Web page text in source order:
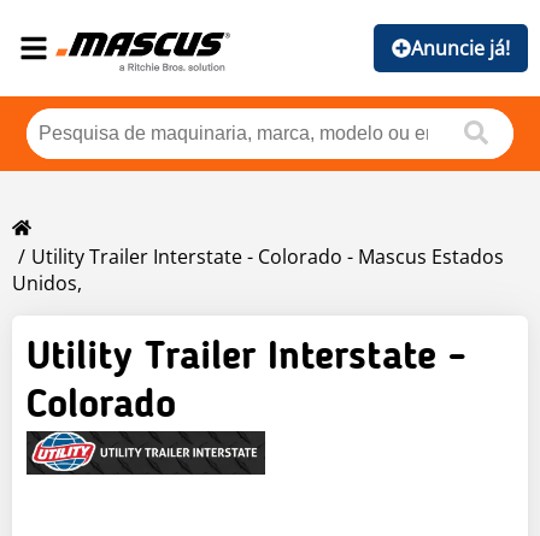
Anuncie já!
Utility Trailer Interstate - Colorado - Mascus Estados
Unidos,
Utility Trailer Interstate -
Colorado